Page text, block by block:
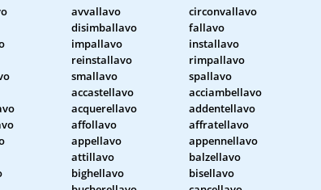
avvallavo
circonvallavo
disimballavo
fallavo
impallavo
installavo
reinstallavo
rimpallavo
smallavo
spallavo
accastellavo
acciambellavo
acquerellavo
addentellavo
affollavo
affratellavo
appellavo
appennellavo
attillavo
balzellavo
bighellavo
bisellavo